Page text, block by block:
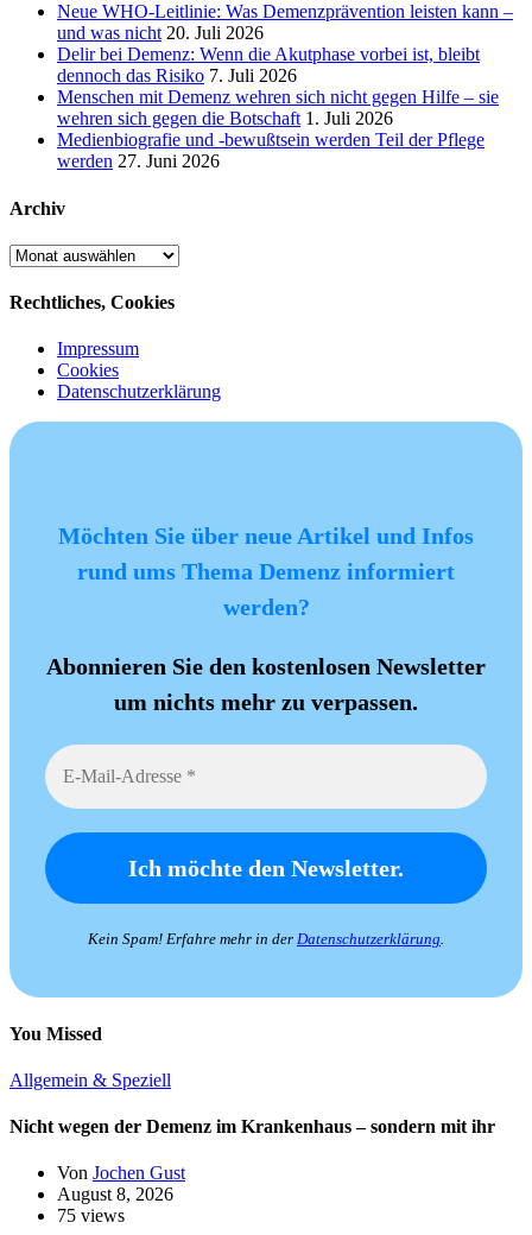
Neue WHO-Leitlinie: Was Demenzprävention leisten kann –
und was nicht 20. Juli 2026
Delir bei Demenz: Wenn die Akutphase vorbei ist, bleibt
dennoch das Risiko 7. Juli 2026
Menschen mit Demenz wehren sich nicht gegen Hilfe – sie
wehren sich gegen die Botschaft 1. Juli 2026
Medienbiografie und -bewußtsein werden Teil der Pflege
werden 27. Juni 2026
Archiv
Archiv
Rechtliches, Cookies
Impressum
Cookies
Datenschutzerklärung
Möchten Sie über neue Artikel und Infos
rund ums Thema Demenz informiert
werden?
Abonnieren Sie den kostenlosen Newsletter
um nichts mehr zu verpassen.
Kein Spam! Erfahre mehr in der Datenschutzerklärung.
You Missed
Allgemein & Speziell
Nicht wegen der Demenz im Krankenhaus – sondern mit ihr
Von Jochen Gust
August 8, 2026
75 views